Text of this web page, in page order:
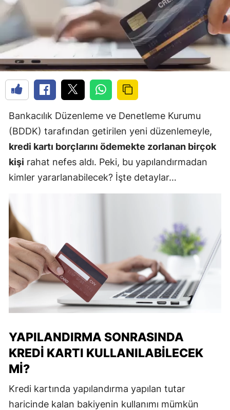
Bankacılık Düzenleme ve Denetleme Kurumu
(BDDK) tarafından getirilen yeni düzenlemeyle,
kredi kartı borçlarını ödemekte zorlanan birçok
kişi rahat nefes aldı. Peki, bu yapılandırmadan
kimler yararlanabilecek? İşte detaylar…
YAPILANDIRMA SONRASINDA
KREDI KARTI KULLANILABILECEK
MI?
Kredi kartında yapılandırma yapılan tutar
haricinde kalan bakiyenin kullanımı mümkün